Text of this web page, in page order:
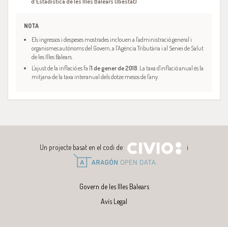
NOTA
Els ingressos i despeses mostrades inclouen a l'administració general i
organismes autònoms del Govern, a l'Agència Tributària i al Servei de Salut
de les Illes Balears.
L'ajust de la inflació es fa l'1 de gener de 2018. La taxa d'inflació anual és la
mitjana de la taxa interanual dels dotze mesos de l'any.
Un projecte basat en el codi de i
Govern de les Illes Balears
Avís Legal